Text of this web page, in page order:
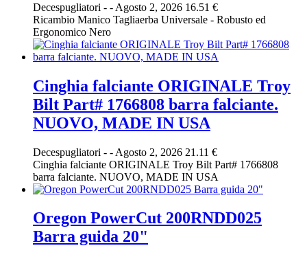
Decespugliatori - - Agosto 2, 2026 16.51 €
Ricambio Manico Tagliaerba Universale - Robusto ed
Ergonomico Nero
Cinghia falciante ORIGINALE Troy
Bilt Part# 1766808 barra falciante.
NUOVO, MADE IN USA
Decespugliatori - - Agosto 2, 2026 21.11 €
Cinghia falciante ORIGINALE Troy Bilt Part# 1766808
barra falciante. NUOVO, MADE IN USA
Oregon PowerCut 200RNDD025
Barra guida 20"